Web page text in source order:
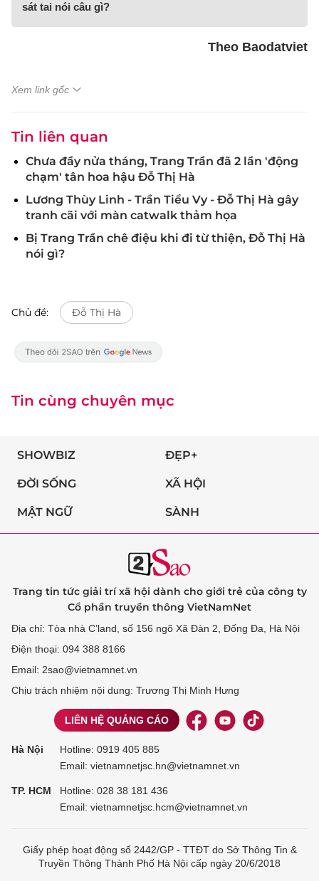
sát tai nói câu gì?
Theo Baodatviet
Xem link gốc
Tin liên quan
Chưa đầy nửa tháng, Trang Trần đã 2 lần 'động
chạm' tân hoa hậu Đỗ Thị Hà
Lương Thùy Linh - Trần Tiểu Vy - Đỗ Thị Hà gây
tranh cãi với màn catwalk thảm họa
Bị Trang Trần chê điệu khi đi từ thiện, Đỗ Thị Hà
nói gì?
Chủ đề: Đỗ Thị Hà
Tin cùng chuyên mục
SHOWBIZ ĐẸP+
ĐỜI SỐNG XÃ HỘI
MẬT NGỮ SÀNH
Trang tin tức giải trí xã hội dành cho giới trẻ của công ty
Cổ phần truyền thông VietNamNet
Địa chỉ: Tòa nhà C’land, số 156 ngõ Xã Đàn 2, Đống Đa, Hà Nội
Điện thoại: 094 388 8166
Email: 2sao@vietnamnet.vn
Chịu trách nhiệm nội dung: Trương Thị Minh Hưng
LIÊN HỆ QUẢNG CÁO
Hà Nội Hotline: 0919 405 885
Email: vietnamnetjsc.hn@vietnamnet.vn
TP. HCM Hotline: 028 38 181 436
Email: vietnamnetjsc.hcm@vietnamnet.vn
Giấy phép hoạt động số 2442/GP - TTĐT do Sở Thông Tin &
Truyền Thông Thành Phố Hà Nội cấp ngày 20/6/2018